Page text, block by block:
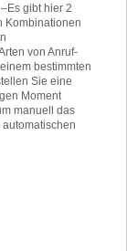
–Es gibt hier 2
Kombinationen
von Anruf-
bestimmten
Sie eine
Moment
manuell das